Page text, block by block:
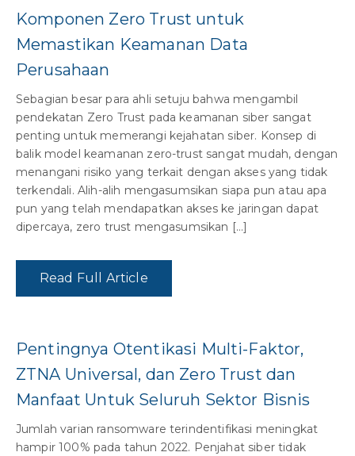
Komponen Zero Trust untuk
Memastikan Keamanan Data
Perusahaan
Sebagian besar para ahli setuju bahwa mengambil
pendekatan Zero Trust pada keamanan siber sangat
penting untuk memerangi kejahatan siber. Konsep di
balik model keamanan zero-trust sangat mudah, dengan
menangani risiko yang terkait dengan akses yang tidak
terkendali. Alih-alih mengasumsikan siapa pun atau apa
pun yang telah mendapatkan akses ke jaringan dapat
dipercaya, zero trust mengasumsikan […]
Read Full Article
Pentingnya Otentikasi Multi-Faktor,
ZTNA Universal, dan Zero Trust dan
Manfaat Untuk Seluruh Sektor Bisnis
Jumlah varian ransomware terindentifikasi meningkat
hampir 100% pada tahun 2022. Penjahat siber tidak